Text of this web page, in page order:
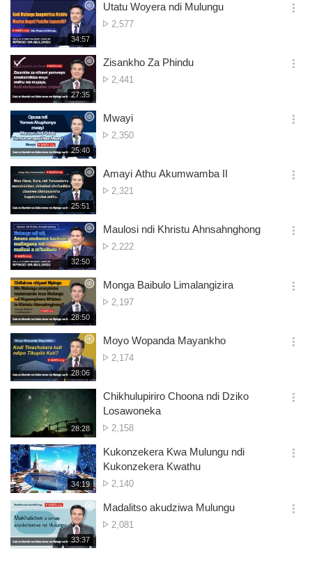
재
생
시
간
34:57
Utatu Woyera ndi Mulungu
Nambala
2,577
옵
기
재
생
시
간
27:35
Zisankho Za Phindu
Nambala
2,441
옵
기
재
생
시
간
25:40
Mwayi
Nambala
2,350
옵
기
재
생
시
간
25:51
Amayi Athu Akumwamba II
Nambala
2,321
옵
기
재
생
시
간
32:50
Maulosi ndi Khristu Ahnsahnghong
Nambala
2,222
옵
기
재
생
시
간
28:50
Monga Baibulo Limalangizira
Nambala
2,197
옵
기
재
생
시
간
28:06
Moyo Wopanda Mayankho
Nambala
2,174
옵
기
재
생
시
간
28:28
Chikhulupiriro Choona ndi Dziko
Losawoneka
Nambala
Owonera
2,158
옵
기
재
생
시
간
34:19
Kukonzekera Kwa Mulungu ndi
Kukonzekera Kwathu
Nambala
Owonera
2,140
옵
기
재
생
33:37
Madalitso akudziwa Mulungu
Nambala
2,081
옵